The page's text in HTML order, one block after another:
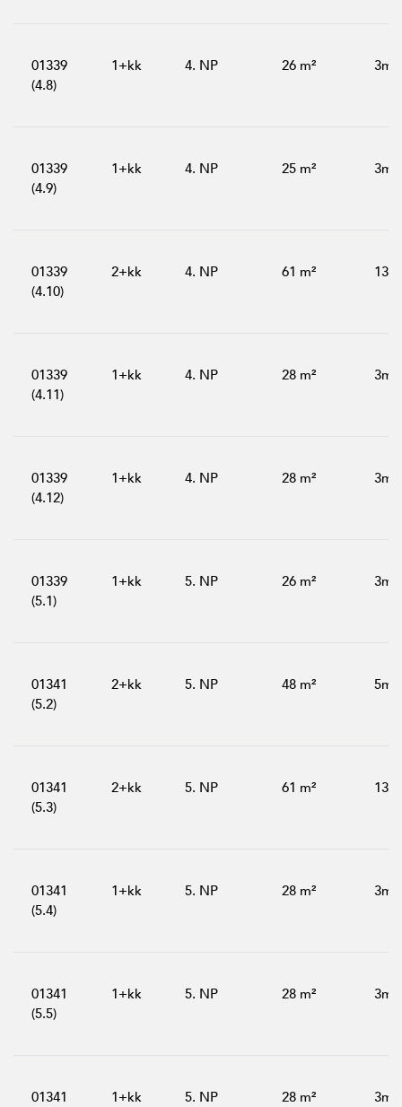
01339
(4.8)
1+kk 4. NP 26 m² 3m²
01339
(4.9)
1+kk 4. NP 25 m² 3m²
01339
(4.10)
2+kk 4. NP 61 m²
01339
(4.11)
1+kk 4. NP 28 m² 3m²
01339
(4.12)
1+kk 4. NP 28 m² 3m²
01339
(5.1)
1+kk 5. NP 26 m² 3m²
01341
(5.2)
2+kk 5. NP 48 m² 5m²
01341
(5.3)
2+kk 5. NP 61 m²
01341
(5.4)
1+kk 5. NP 28 m² 3m²
01341
(5.5)
1+kk 5. NP 28 m² 3m²
01341
1+kk 5. NP 28 m² 3m²